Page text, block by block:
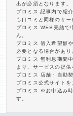
出が必須となります。
プロミス 記事内で紹
も口コミと同様のサ
プロミス WEB完結で
ん。
プロミス 借入希望額
必要となる場合があり
プロミス 無利息期間
より、サービスの提供
プロミス 店舗・自動
プロミス公式サイトを
プロミス ※お申込み
す。